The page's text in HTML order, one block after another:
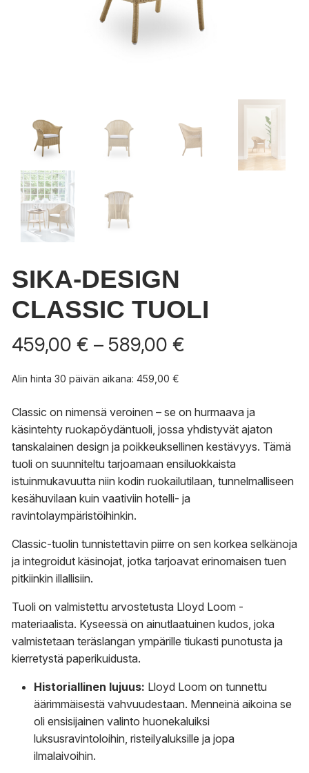
SIKA-DESIGN
CLASSIC TUOLI
459,00 € – 589,00 €
Alin hinta 30 päivän aikana: 459,00 €
Classic on nimensä veroinen – se on hurmaava ja
käsintehty ruokapöydäntuoli, jossa yhdistyvät ajaton
tanskalainen design ja poikkeuksellinen kestävyys. Tämä
tuoli on suunniteltu tarjoamaan ensiluokkaista
istuinmukavuutta niin kodin ruokailutilaan, tunnelmalliseen
kesähuvilaan kuin vaativiin hotelli- ja
ravintolaympäristöihinkin.
Classic-tuolin tunnistettavin piirre on sen korkea selkänoja
ja integroidut käsinojat, jotka tarjoavat erinomaisen tuen
pitkiinkin illallisiin.
Tuoli on valmistettu arvostetusta Lloyd Loom -
materiaalista. Kyseessä on ainutlaatuinen kudos, joka
valmistetaan teräslangan ympärille tiukasti punotusta ja
kierretystä paperikuidusta.
Historiallinen lujuus: Lloyd Loom on tunnettu
äärimmäisestä vahvuudestaan. Menneinä aikoina se
oli ensisijainen valinto huonekaluiksi
luksusravintoloihin, risteilyaluksille ja jopa
ilmalaivoihin.